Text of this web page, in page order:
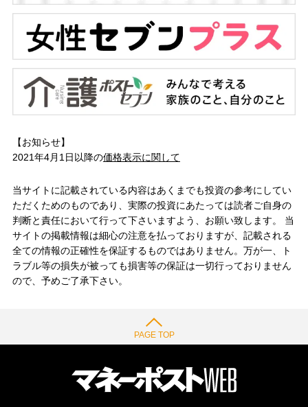
【お知らせ】
2021年4月1日以降の価格表示に関して
当サイトに記載されている内容はあくまでも投資の参考にしてい
ただくためのものであり、実際の投資にあたっては読者ご自身の
判断と責任において行って下さいますよう、お願い致します。 当
サイトの掲載情報は細心の注意を払っておりますが、記載される
全ての情報の正確性を保証するものではありません。万が一、ト
ラブル等の損失が被っても損害等の保証は一切行っておりません
ので、予めご了承下さい。
PAGE TOP